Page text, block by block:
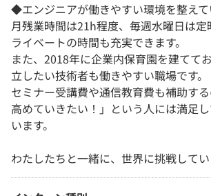
◆エンジニアが働きやすい環境を整えて
月残業時間は21h程度、毎週水曜日は
ライベートの時間も充実できます。
また、2018年に企業内保育園を建てて
立したい技術者も働きやすい職場です。
セミナー受講費や通信教育費も補助す
高めていきたい！」という人には満足
います。
わたしたちと一緒に、世界に挑戦して